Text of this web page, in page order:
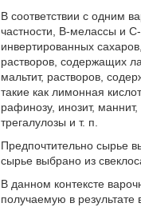
В соответствии с одним
частности, B-мелассы и
инвертированных
растворов, содержащих
мальтит, растворов,
такие как лимонная
рафинозу, инозит, маннит,
трегалулозы и т. п.
Предпочтительно сырье
сырье выбрано из
В данном контексте
получаемую в